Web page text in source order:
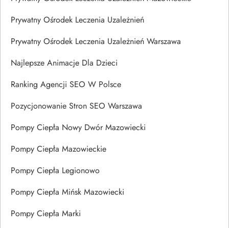
Prywatny Ośrodek Leczenia Uzależnień
Prywatny Ośrodek Leczenia Uzależnień Warszawa
Najlepsze Animacje Dla Dzieci
Ranking Agencji SEO W Polsce
Pozycjonowanie Stron SEO Warszawa
Pompy Ciepła Nowy Dwór Mazowiecki
Pompy Ciepła Mazowieckie
Pompy Ciepła Legionowo
Pompy Ciepła Mińsk Mazowiecki
Pompy Ciepła Marki